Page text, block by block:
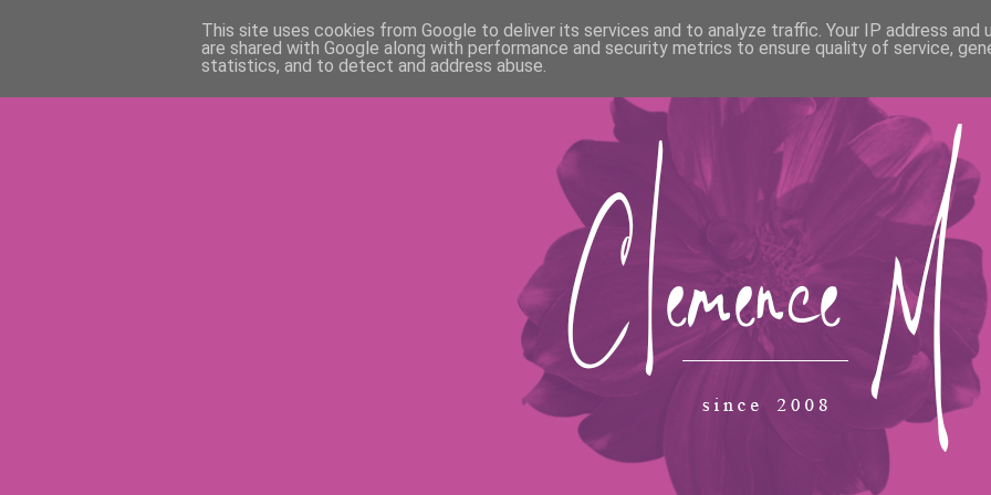
This site uses cookies from Google to deliver its services and to analyze traffic. Your IP address and
are shared with Google along with performance and security metrics to ensure quality of service,
statistics, and to detect and address abuse.